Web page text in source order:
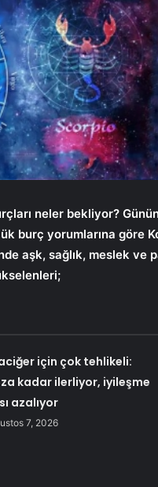
neler bekliyor?
burç yorumlarına göre
aşk, sağlık, meslek ve
için çok tehlikeli:
kadar ilerliyor, iyileşme
azalıyor
7, 2026